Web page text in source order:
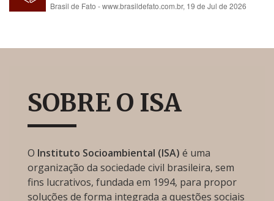
Brasil de Fato - www.brasildefato.com.br, 19 de Jul de 2026
SOBRE O ISA
O Instituto Socioambiental (ISA) é uma
organização da sociedade civil brasileira, sem
fins lucrativos, fundada em 1994, para propor
soluções de forma integrada a questões sociais